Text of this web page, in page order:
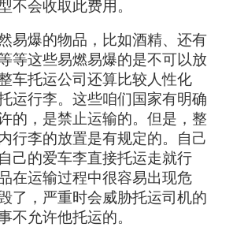
不会收取此费用。
易爆的物品，比如酒精、还有
等这些易燃易爆的是不可以放
车托运公司还算比较人性化
运行李。这些咱们国家有明确
的，是禁止运输的。但是，整
行李的放置是有规定的。自己
己的爱车李直接托运走就行
在运输过程中很容易出现危
了，严重时会威胁托运司机的
不允许他托运的。